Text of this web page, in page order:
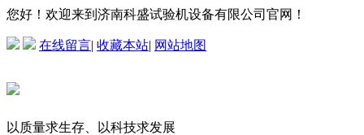
您好！欢迎来到济南科盛试验机设备有限公司官网！
在线留言| 收藏本站| 网站地图
以质量求生存、以科技求发展